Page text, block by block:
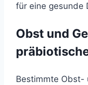
für eine gesunde
Obst und
Bestimmte Obst-